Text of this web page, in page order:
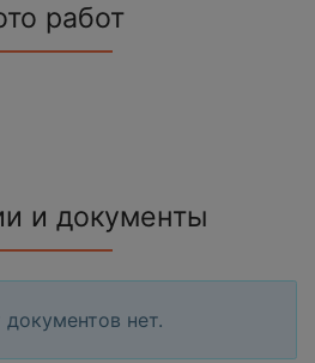
работ
и документы
нет.